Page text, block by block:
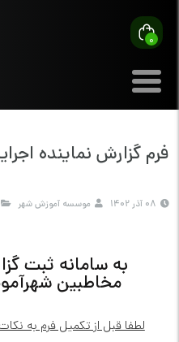
0
فرم گزارش نماینده
08 آذر 1402 موسسه آموزش شهر
به سامانه ثبت
مخاطبین
لطفا قبل از تکمیل فرم به